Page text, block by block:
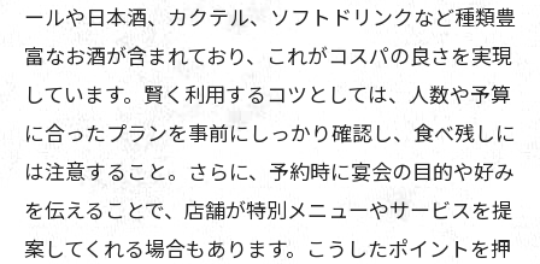
ールや日本酒、カクテル、ソフトドリンクなど種類豊
富なお酒が含まれており、これがコスパの良さを実現
しています。賢く利用するコツとしては、人数や予算
に合ったプランを事前にしっかり確認し、食べ残しに
は注意すること。さらに、予約時に宴会の目的や好み
を伝えることで、店舗が特別メニューやサービスを提
案してくれる場合もあります。こうしたポイントを押